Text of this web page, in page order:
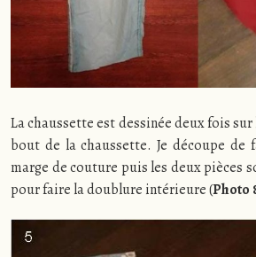
La chaussette est dessinée deux fois
bout de la chaussette. Je découpe de
marge de couture puis les deux pièces
pour faire la doublure intérieure (Photo